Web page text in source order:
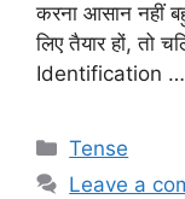
करना आसान नहीं
लिए तैयार हों, तो
Identification …
Categories
Tense
Leave a